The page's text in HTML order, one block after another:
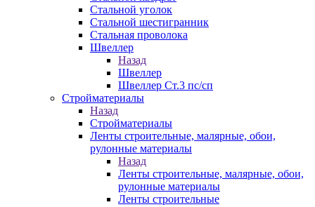
Стальной уголок
Стальной шестигранник
Стальная проволока
Швеллер
Назад
Швеллер
Швеллер Ст.3 пс/сп
Стройматериалы
Назад
Стройматериалы
Ленты строительные, малярные, обои,
рулонные материалы
Назад
Ленты строительные, малярные, обои,
рулонные материалы
Ленты строительные